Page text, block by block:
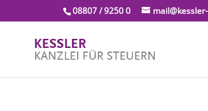
08807 / 9250 0